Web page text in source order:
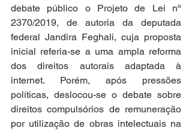
debate público o Projeto de Lei nº
2370/2019, de autoria da deputada
federal Jandira Feghali, cuja proposta
inicial referia-se a uma ampla reforma
dos direitos autorais adaptada à
internet. Porém, após pressões
políticas, deslocou-se o debate sobre
direitos compulsórios de remuneração
por utilização de obras intelectuais na